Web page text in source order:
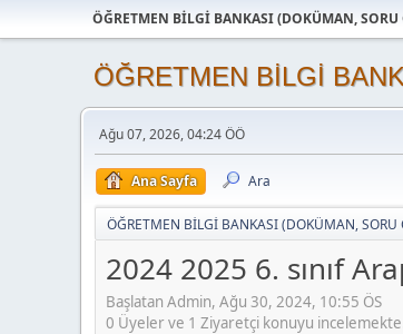
ÖĞRETMEN BİLGİ BANKASI (DOKÜMAN, SORU
ÖĞRETMEN BİLGİ
Ağu 07, 2026, 04:24 ÖÖ
Ana Sayfa Ara
ÖĞRETMEN BİLGİ BANKASI (DOKÜMAN, SORU
2024 2025 6. sınıf
Başlatan Admin, Ağu 30, 2024, 10:55 ÖS
0 Üyeler ve 1 Ziyaretçi konuyu